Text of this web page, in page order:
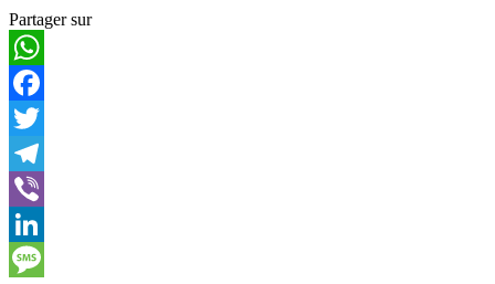
Partager sur
WhatsApp
Facebook
Twitter
Telegram
Viber
LinkedIn